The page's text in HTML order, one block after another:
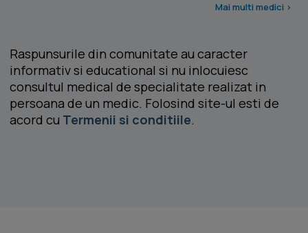
Mai multi medici >
Raspunsurile din comunitate au caracter
informativ si educational si nu inlocuiesc
consultul medical de specialitate realizat in
persoana de un medic. Folosind site-ul esti de
acord cu Termenii si conditiile.